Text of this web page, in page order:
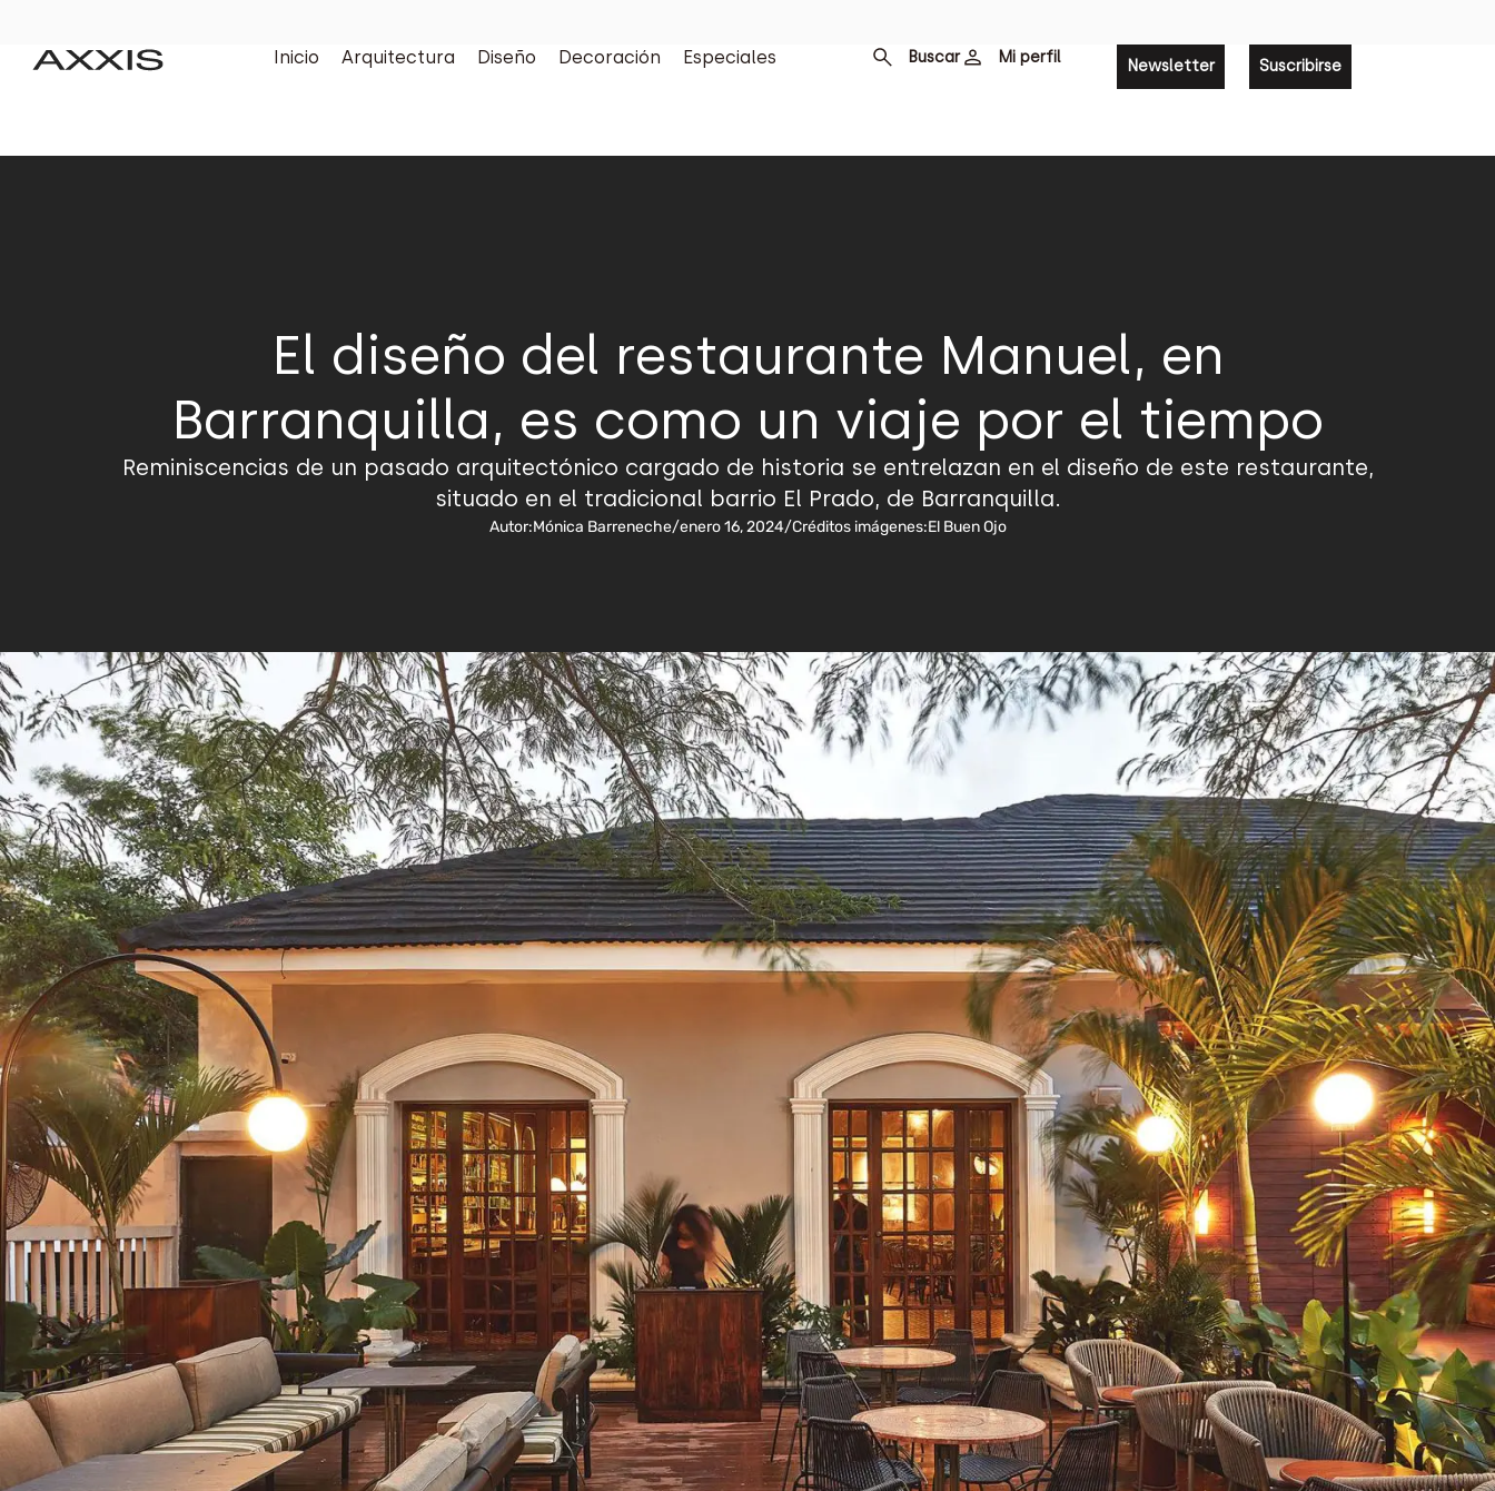
Inicio Arquitectura Diseño Decoración Especiales Buscar Mi perfil Newsletter Suscribirse
El diseño del restaurante Manuel, en
Barranquilla, es como un viaje por el tiempo
Reminiscencias de un pasado arquitectónico cargado de historia se entrelazan en el diseño de este restaurante,
situado en el tradicional barrio El Prado, de Barranquilla.
Autor:Mónica Barreneche/enero 16, 2024/Créditos imágenes:El Buen Ojo